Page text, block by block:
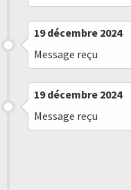
19 décembre 2024
Message reçu
19 décembre 2024
Message reçu